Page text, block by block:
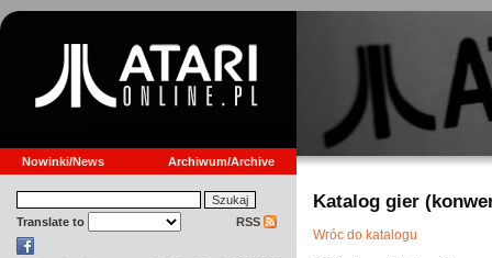
Nowinki/News Archiwum/Archive
Translate to RSS
Katalog gier
Wróc do katalogu